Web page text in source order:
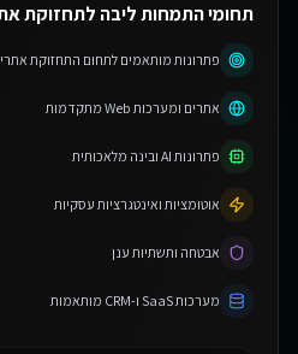
תחומי התמחות ליבה לתחזוקת
פתרונות מותאמים לתחום התחזוקת
אתרים ומערכות Web מתקדמות
פתרונות AI ובינה מלאכותית
אוטומציות ואינטגרציות עסקיות
אבטחה ותשתיות ענן
מערכות SaaS ו-CRM מותאמות